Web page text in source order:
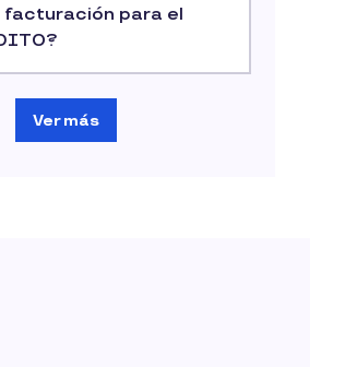
facturación para el
Ver más